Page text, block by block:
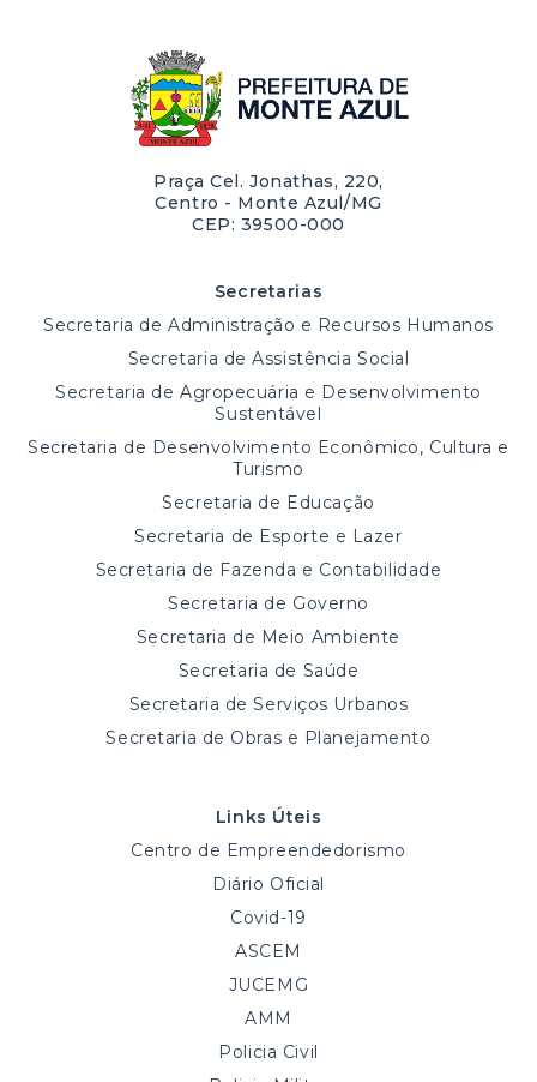
Praça Cel. Jonathas, 220,
Centro - Monte Azul/MG
CEP: 39500-000
Secretarias
Secretaria de Administração e Recursos Humanos
Secretaria de Assistência Social
Secretaria de Agropecuária e Desenvolvimento
Sustentável
Secretaria de Desenvolvimento Econômico, Cultura e
Turismo
Secretaria de Educação
Secretaria de Esporte e Lazer
Secretaria de Fazenda e Contabilidade
Secretaria de Governo
Secretaria de Meio Ambiente
Secretaria de Saúde
Secretaria de Serviços Urbanos
Secretaria de Obras e Planejamento
Links Úteis
Centro de Empreendedorismo
Diário Oficial
Covid-19
ASCEM
JUCEMG
AMM
Policia Civil